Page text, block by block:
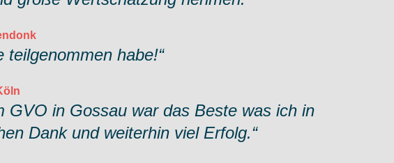
habe!“
GVO in Gossau war das Beste was ich in
Dank und weiterhin viel Erfolg.“